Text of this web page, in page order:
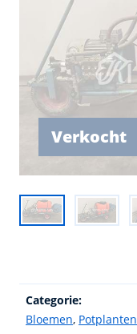
Verkocht
Categorie:
Bloemen, Potplanten